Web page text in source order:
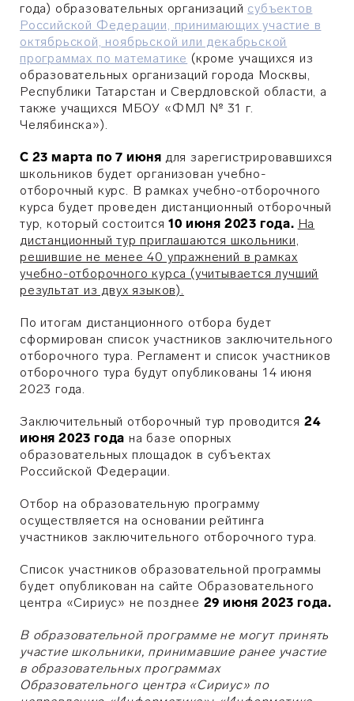
года) образовательных организаций субъектов
Российской Федерации, принимающих участие в
октябрьской, ноябрьской или декабрьской
программах по математике (кроме учащихся из
образовательных организаций города Москвы,
Республики Татарстан и Свердловской области, а
также учащихся МБОУ «ФМЛ № 31 г.
Челябинска»).
С 23 марта по 7 июня для зарегистрировавшихся
школьников будет организован учебно-
отборочный курс. В рамках учебно-отборочного
курса будет проведен дистанционный отборочный
тур, который состоится10 июня 2023 года. На
дистанционный тур приглашаются школьники,
решившие не менее 40 упражнений в рамках
учебно-отборочного курса (учитывается лучший
результат из двух языков).
По итогам дистанционного отбора будет
сформирован список участников заключительного
отборочного тура. Регламент и список участников
отборочного тура будут опубликованы 14 июня
2023 года.
Заключительный отборочный тур проводится 24
июня 2023 года на базе опорных
образовательных площадок в субъектах
Российской Федерации.
Отбор на образовательную программу
осуществляется на основании рейтинга
участников заключительного отборочного тура.
Список участников образовательной программы
будет опубликован на сайте Образовательного
центра «Сириус» не позднее 29 июня 2023 года.
В образовательной программе не могут принять
участие школьники, принимавшие ранее участие
в образовательных программах
Образовательного центра «Сириус» по